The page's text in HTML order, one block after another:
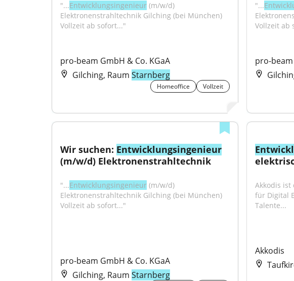
"...Entwicklungsingenieur (m/w/d)
Elektronenstrahltechnik Gilching (bei München)
Vollzeit ab sofort..."
pro-beam GmbH & Co. KGaA
Gilching, Raum Starnberg
Homeoffice Vollzeit
"...
Vollzeit ab
pro-beam
Wir suchen: Entwicklungsingenieur
(m/w/d) Elektronenstrahltechnik
"...Entwicklungsingenieur (m/w/d)
Elektronenstrahltechnik Gilching (bei München)
Vollzeit ab sofort..."
pro-beam GmbH & Co. KGaA
Gilching, Raum Starnberg
Akkodis
für Digital
Talente...
Akkodis